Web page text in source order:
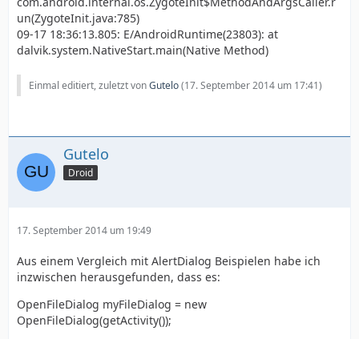
un(ZygoteInit.java:785)
09-17 18:36:13.805: E/AndroidRuntime(23803): at
dalvik.system.NativeStart.main(Native Method)
Einmal editiert, zuletzt vonGutelo(17. September 2014 um 17:41)
Gutelo
Droid
17. September 2014 um 19:49
Aus einem Vergleich mit AlertDialog Beispielen habe ich
inzwischen herausgefunden, dass es:
OpenFileDialog myFileDialog = new
OpenFileDialog(getActivity());